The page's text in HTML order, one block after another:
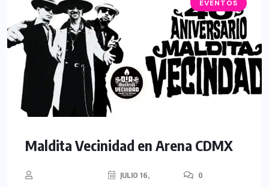
EVENTOS
Maldita Vecinidad en Arena CDMX
JULIO 16,
0